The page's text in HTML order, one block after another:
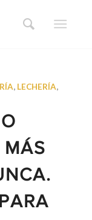
, LECHERÍA,
MÁS